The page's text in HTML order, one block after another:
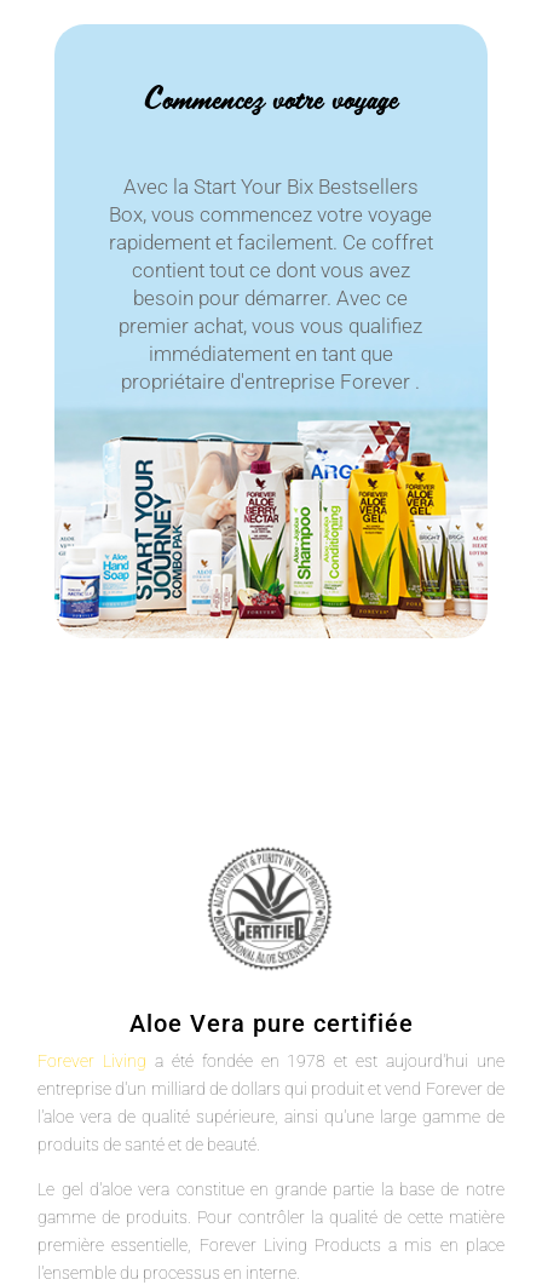
Commencez votre voyage
Avec la Start Your Bix Bestsellers
Box, vous commencez votre voyage
rapidement et facilement. Ce coffret
contient tout ce dont vous avez
besoin pour démarrer. Avec ce
premier achat, vous vous qualifiez
immédiatement en tant que
propriétaire d'entreprise Forever .
Aloe Vera pure certifiée
Forever Living a été fondée en 1978 et est aujourd'hui une
entreprise d'un milliard de dollars qui produit et vend Forever de
l'aloe vera de qualité supérieure, ainsi qu'une large gamme de
produits de santé et de beauté.
Le gel d'aloe vera constitue en grande partie la base de notre
gamme de produits. Pour contrôler la qualité de cette matière
première essentielle, Forever Living Products a mis en place
l'ensemble du processus en interne.